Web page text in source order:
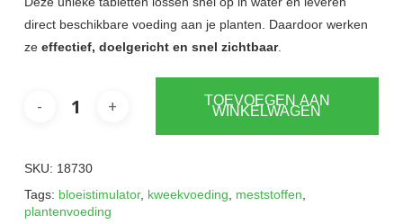
direct beschikbare voeding aan je planten. Daardoor werken
ze effectief, doelgericht en snel zichtbaar.
TOEVOEGEN AAN
WINKELWAGEN
SKU: 18730
Tags: bloeistimulator, kweekvoeding, meststoffen,
plantenvoeding